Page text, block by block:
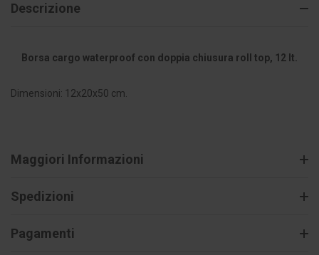
Descrizione
Borsa cargo waterproof con doppia chiusura roll top, 12 lt.
Dimensioni: 12x20x50 cm.
Maggiori Informazioni
Spedizioni
Pagamenti